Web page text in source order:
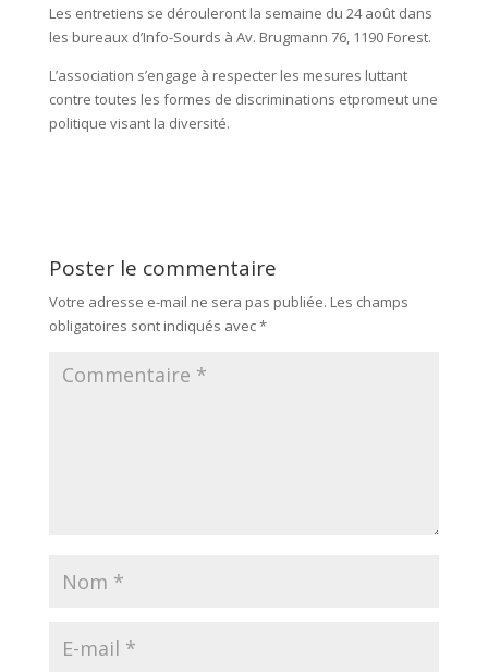
Les entretiens se dérouleront la semaine du 24 août dans
les bureaux d’Info-Sourds à Av. Brugmann 76, 1190 Forest.
L’association s’engage à respecter les mesures luttant
contre toutes les formes de discriminations etpromeut une
politique visant la diversité.
Poster le commentaire
Votre adresse e-mail ne sera pas publiée. Les champs
obligatoires sont indiqués avec*